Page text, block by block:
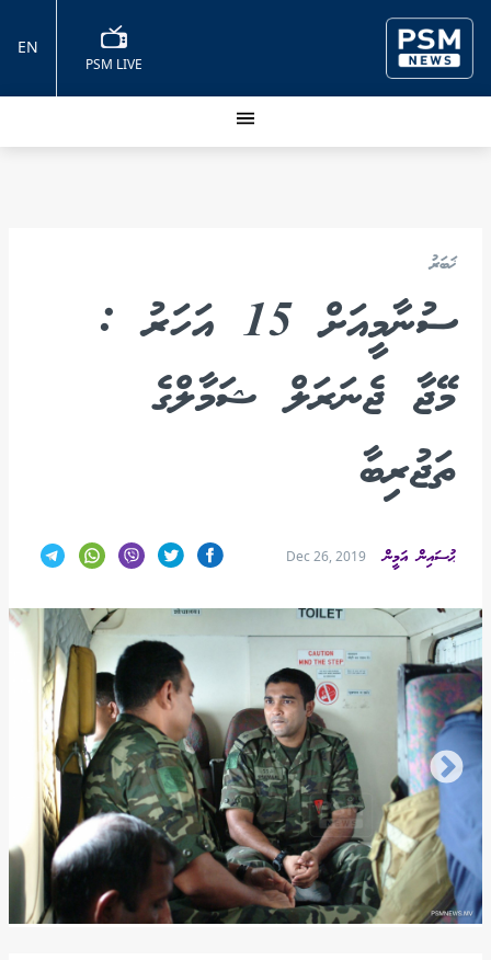
PSM LIVE
EN
ޚަބަރު
ސުނާމީއަށް 15 އަހަރު :
މޭޖާ ޖެނަރަލް ޝަމާލްގެ
ތަޖުރިބާ
ޙުސައިން އަމީން Dec 26, 2019